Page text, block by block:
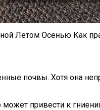
Летом Осенью Как
почвы. Хотя она
может привести к